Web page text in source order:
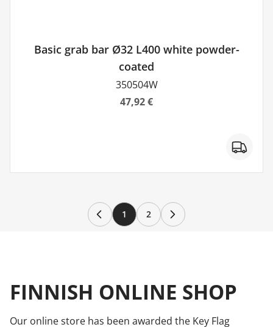
Basic grab bar Ø32 L400 white powder-
coated
350504W
47,92 €
1 2
FINNISH ONLINE SHOP
Our online store has been awarded the Key Flag